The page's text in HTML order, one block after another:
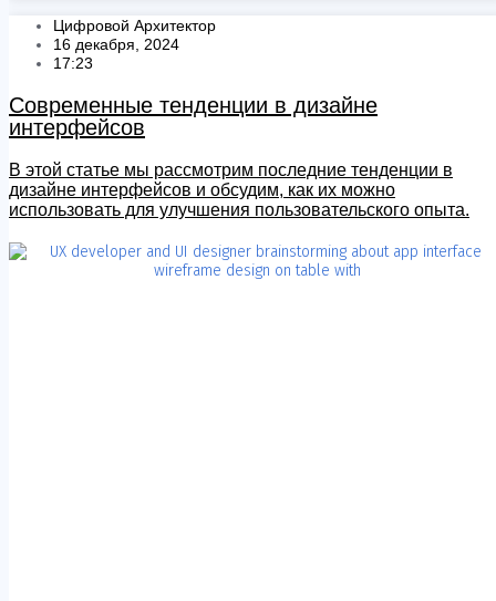
Цифровой Архитектор
16 декабря, 2024
17:23
Современные тенденции в дизайне
интерфейсов
В этой статье мы рассмотрим последние тенденции в
дизайне интерфейсов и обсудим, как их можно
использовать для улучшения пользовательского опыта.